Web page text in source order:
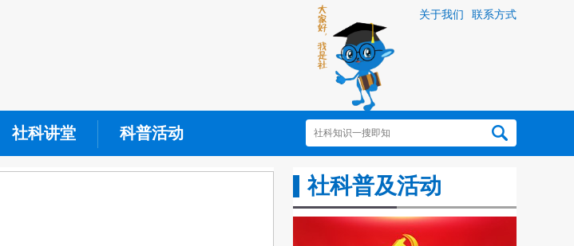
关于我们 联系方式
社科讲堂 科普活动
社科普及活动